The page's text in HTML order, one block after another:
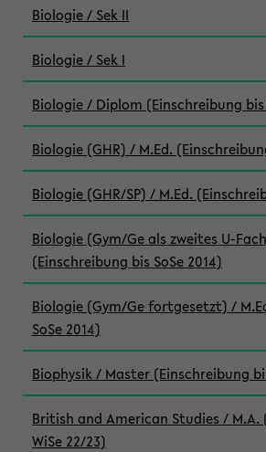
Biologie / Sek II
Biologie / Sek I
Biologie / Diplom (Einschreibung bis
Biologie (GHR) / M.Ed.
Biologie (GHR/SP) / M.Ed.
Biologie (Gym/Ge als zweites U-
(Einschreibung bis SoSe 2014)
Biologie (Gym/Ge fortgesetzt) /
SoSe 2014)
Biophysik / Master (Einschreibung
British and American Studies / M.A.
WiSe 22/23)